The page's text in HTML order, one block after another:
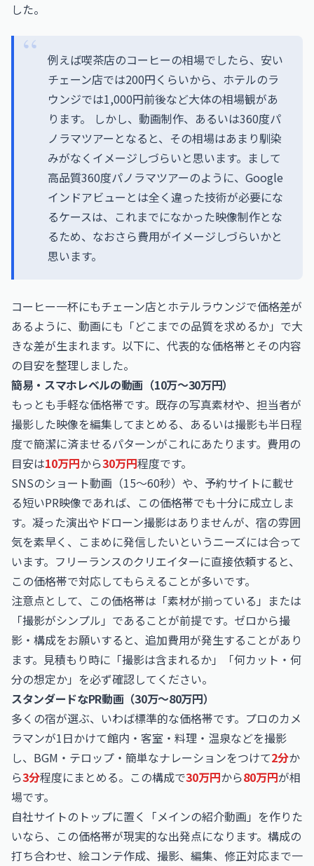
した。
例えば喫茶店のコーヒーの相場でしたら、安い
チェーン店では200円くらいから、ホテルのラ
ウンジでは1,000円前後など大体の相場観があ
ります。 しかし、動画制作、あるいは360度パ
ノラマツアーとなると、その相場はあまり馴染
みがなくイメージしづらいと思います。まして
高品質360度パノラマツアーのように、Google
インドアビューとは全く違った技術が必要にな
るケースは、これまでになかった映像制作とな
るため、なおさら費用がイメージしづらいかと
思います。
コーヒー一杯にもチェーン店とホテルラウンジで価格差が
あるように、動画にも「どこまでの品質を求めるか」で大
きな差が生まれます。以下に、代表的な価格帯とその内容
の目安を整理しました。
簡易・スマホレベルの動画（10万〜30万円）
もっとも手軽な価格帯です。既存の写真素材や、担当者が
撮影した映像を編集してまとめる、あるいは撮影も半日程
度で簡潔に済ませるパターンがこれにあたります。費用の
目安は10万円から30万円程度です。
SNSのショート動画（15〜60秒）や、予約サイトに載せ
る短いPR映像であれば、この価格帯でも十分に成立しま
す。凝った演出やドローン撮影はありませんが、宿の雰囲
気を素早く、こまめに発信したいというニーズには合って
います。フリーランスのクリエイターに直接依頼すると、
この価格帯で対応してもらえることが多いです。
注意点として、この価格帯は「素材が揃っている」または
「撮影がシンプル」であることが前提です。ゼロから撮
影・構成をお願いすると、追加費用が発生することがあり
ます。見積もり時に「撮影は含まれるか」「何カット・何
分の想定か」を必ず確認してください。
スタンダードなPR動画（30万〜80万円）
多くの宿が選ぶ、いわば標準的な価格帯です。プロのカメ
ラマンが1日かけて館内・客室・料理・温泉などを撮影
し、BGM・テロップ・簡単なナレーションをつけて2分か
ら3分程度にまとめる。この構成で30万円から80万円が相
場です。
自社サイトのトップに置く「メインの紹介動画」を作りた
いなら、この価格帯が現実的な出発点になります。構成の
打ち合わせ、絵コンテ作成、撮影、編集、修正対応まで一